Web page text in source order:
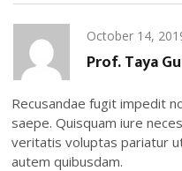
October 14,
Prof. Taya
Recusandae fugit impedit
saepe. Quisquam iure
veritatis voluptas pariatur
autem quibusdam.